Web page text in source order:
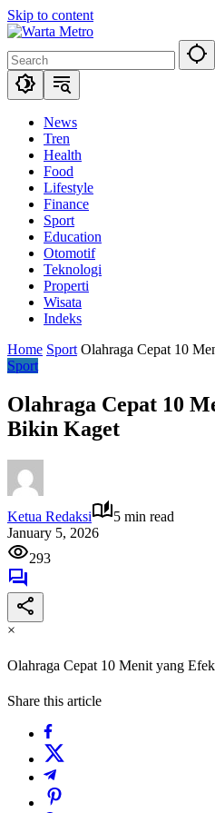
Skip to content
News
Tren
Health
Food
Lifestyle
Finance
Sport
Education
Otomotif
Teknologi
Properti
Wisata
Indeks
Home Sport Olahraga Cepat 10
Sport
Olahraga Cepat 10
Bikin Kaget
Ketua Redaksi
5 min read
January 5, 2026
293
×
Olahraga Cepat 10 Menit yang
Share this article